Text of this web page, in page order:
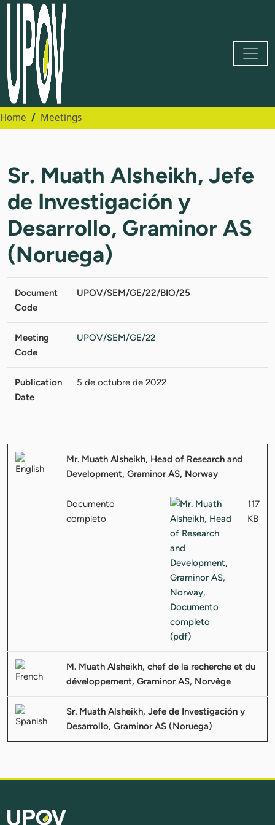
Home Meetings
Sr. Muath Alsheikh, Jefe
de Investigación y
Desarrollo, Graminor AS
(Noruega)
Document
Code
UPOV/SEM/GE/22/BIO/25
Meeting
Code
UPOV/SEM/GE/22
Publication
Date
5 de octubre de 2022
Mr. Muath Alsheikh, Head of Research and
Development, Graminor AS, Norway
Documento
completo
117
KB
M. Muath Alsheikh, chef de la recherche et du
développement, Graminor AS, Norvège
Sr. Muath Alsheikh, Jefe de Investigación y
Desarrollo, Graminor AS (Noruega)